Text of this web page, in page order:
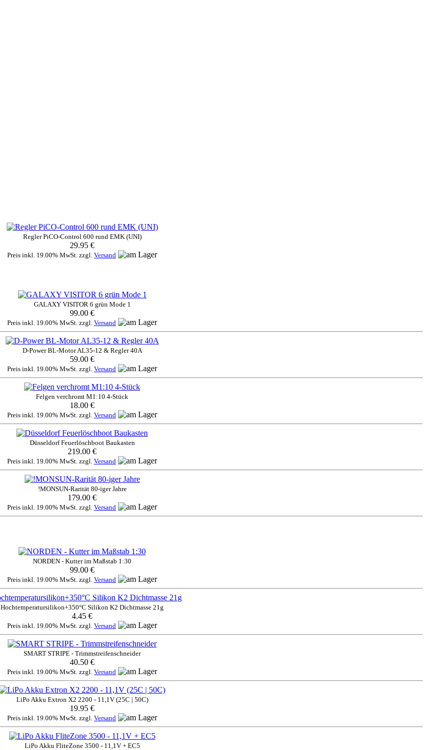
Regler PiCO-Control 600 rund EMK (UNI)
29.95 €
Preis inkl. 19.00% MwSt. zzgl. Versand
GALAXY VISITOR 6 grün Mode 1
99.00 €
Preis inkl. 19.00% MwSt. zzgl. Versand
D-Power BL-Motor AL35-12 & Regler 40A
59.00 €
Preis inkl. 19.00% MwSt. zzgl. Versand
Felgen verchromt M1:10 4-Stück
18.00 €
Preis inkl. 19.00% MwSt. zzgl. Versand
Düsseldorf Feuerlöschboot Baukasten
219.00 €
Preis inkl. 19.00% MwSt. zzgl. Versand
!MONSUN-Rarität 80-iger Jahre
179.00 €
Preis inkl. 19.00% MwSt. zzgl. Versand
NORDEN - Kutter im Maßstab 1:30
99.00 €
Preis inkl. 19.00% MwSt. zzgl. Versand
Hochtemperatursilikon+350°C Silikon K2 Dichtmasse 21g
4.45 €
Preis inkl. 19.00% MwSt. zzgl. Versand
SMART STRIPE - Trimmstreifenschneider
40.50 €
Preis inkl. 19.00% MwSt. zzgl. Versand
LiPo Akku Extron X2 2200 - 11,1V (25C | 50C)
19.95 €
Preis inkl. 19.00% MwSt. zzgl. Versand
LiPo Akku FliteZone 3500 - 11,1V + EC5